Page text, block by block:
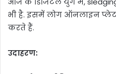
भी है. इसमें लोग ऑनलाइन
करते हैं.
उदाहरण: